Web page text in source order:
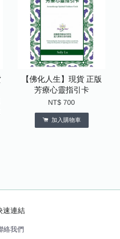
【佛化人生】現貨 正版
芳療心靈指引卡
NT$ 700
加入購物車
速連結
絡我們